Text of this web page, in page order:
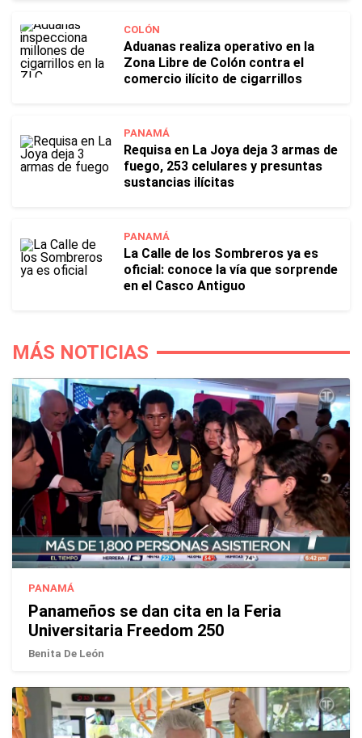
COLÓN
Aduanas realiza operativo en la
Zona Libre de Colón contra el
comercio ilícito de cigarrillos
PANAMÁ
Requisa en La Joya deja 3 armas de
fuego, 253 celulares y presuntas
sustancias ilícitas
PANAMÁ
La Calle de los Sombreros ya es
oficial: conoce la vía que sorprende
en el Casco Antiguo
MÁS NOTICIAS
PANAMÁ
Panameños se dan cita en la Feria
Universitaria Freedom 250
Benita De León